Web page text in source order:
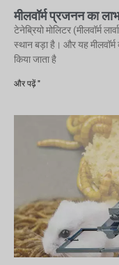
मीलवॉर्म प्रजनन का
टेनेब्रियो मोलिटर (मीलवॉर्म
स्थान बड़ा है। और यह
किया जाता है
और पढ़ें "